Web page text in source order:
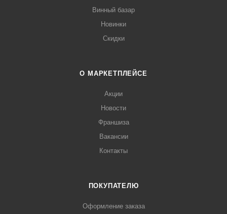
Винный базар
Новинки
Скидки
О МАРКЕТПЛЕЙСЕ
Акции
Новости
Франшиза
Вакансии
Контакты
ПОКУПАТЕЛЮ
Оформление заказа